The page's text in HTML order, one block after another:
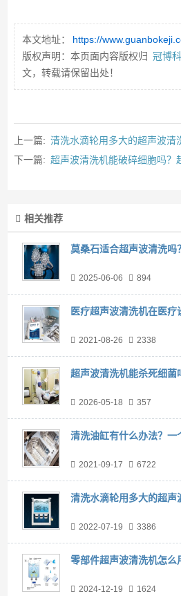
本文地址：
https://
版权声明：本页面内容版权归 冠博
文，转载请保留出处！
上一篇: 清洗水滴轮用多大的超声波清
下一篇: 超声波清洗机能破碎细胞吗？
相关推荐
莫桑石适合超声波清洗吗？
2025-06-06 894
医疗超声波清洗机在医
2021-08-26 2338
超声波清洗机能杀死细菌
2026-05-18 357
清洗油缸有什么办法？一
2021-09-17 6722
清洗水滴轮用多大的超声
2022-07-19 3386
零部件超声波清洗机怎么
2024-12-19 1624